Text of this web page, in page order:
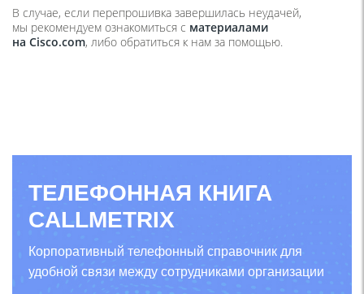
В случае, если перепрошивка завершилась неудачей,
мы рекомендуем ознакомиться с материалами
на Cisco.com, либо обратиться к нам за помощью.
ТЕЛЕФОННАЯ КНИГА
CALLMETRIX
Корпоративный телефонный справочник для
удобной связи между сотрудниками организации